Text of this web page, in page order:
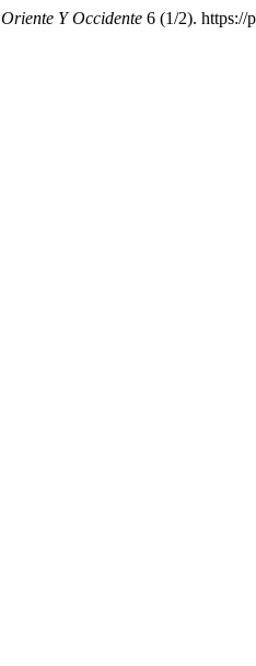
Oriente Y Occidente 6 (1/2). https://